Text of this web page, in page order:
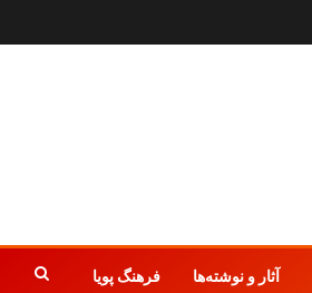
آثار و نوشته‌ها فرهنگ پویا